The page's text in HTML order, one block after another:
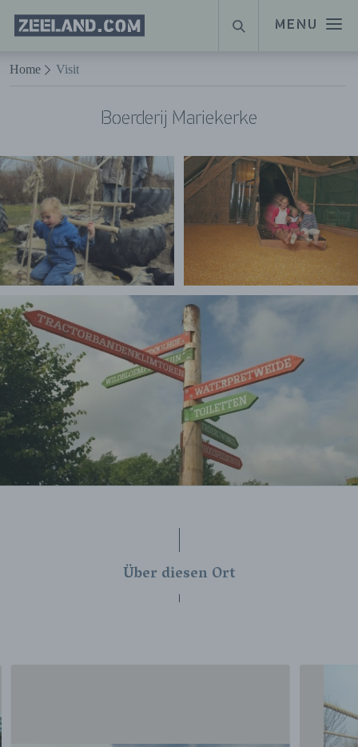
Naar hoofdinhoud
MENU
Homepage
Zeeland.com
SUCHE
Home Visit
Boerderij Mariekerke
Über diesen Ort